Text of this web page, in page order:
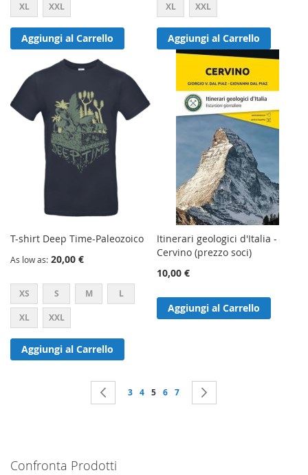
XL XXL
Aggiungi al Carrello
XL XXL
Aggiungi al Carrello
T-shirt Deep Time-Paleozoico
As low as 20,00 €
XS S M L
XL XXL
Aggiungi al Carrello
Itinerari geologici d'Italia -
Cervino (prezzo soci)
10,00 €
Aggiungi al Carrello
Pagina Pagina
Precedente
Pagina
3 Pagina
4 Attualmente stai leggendo la pagina
5 Pagina
6 Pagina
7
Confronta Prodotti